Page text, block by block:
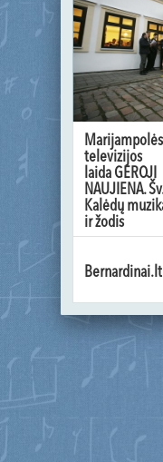
Marijampolės
televizijos
laida GEROJI
NAUJIENA.
Kalėdų
ir žodis
Bernardinai.lt